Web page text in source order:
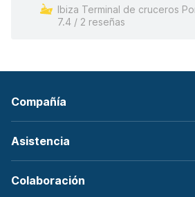
Ibiza Terminal de cruceros
7.4 / 2 reseñas
Compañía
Asistencia
Colaboración